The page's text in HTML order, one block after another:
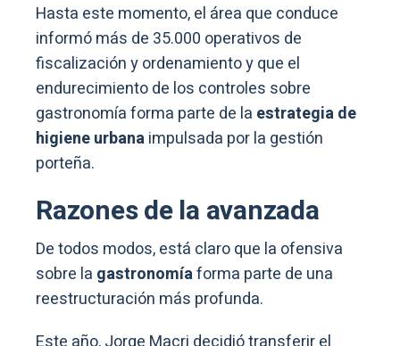
Hasta este momento, el área que conduce
informó más de 35.000 operativos de
fiscalización y ordenamiento y que el
endurecimiento de los controles sobre
gastronomía forma parte de la estrategia de
higiene urbanaimpulsada por la gestión
porteña.
Razones de la avanzada
De todos modos, está claro que la ofensiva
sobre la gastronomíaforma parte de una
reestructuración más profunda.